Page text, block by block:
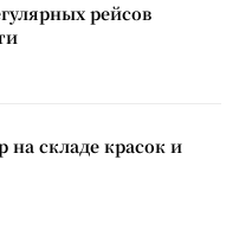
рейсов
на складе красок и